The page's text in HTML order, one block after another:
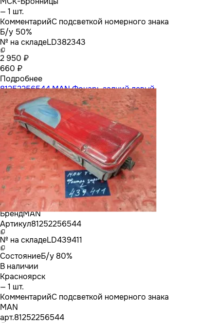
— 1 шт.
КомментарийС подсветкой номерного знака
Б/у 50%
№ на складеLD382343
2 950 ₽
660 ₽
Подробнее
81252256544 MAN Фонарь задний левый
БрендMAN
Артикул81252256544
№ на складеLD439411
СостояниеБ/у 80%
В наличии
Красноярск
— 1 шт.
КомментарийС подсветкой номерного знака
MAN
арт.81252256544